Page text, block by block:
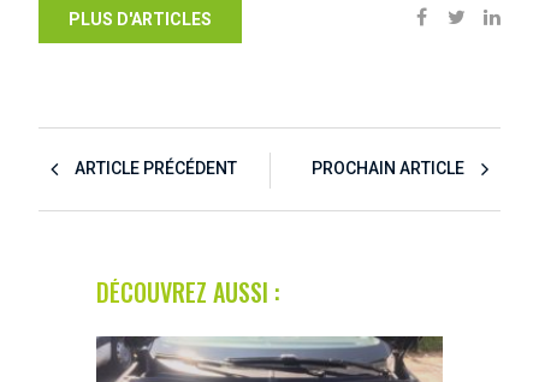
PLUS D'ARTICLES
ARTICLE PRÉCÉDENT PROCHAIN ARTICLE
DÉCOUVREZ AUSSI :